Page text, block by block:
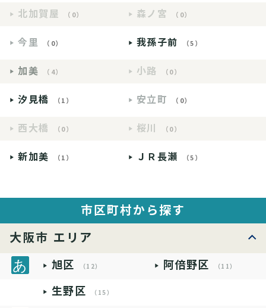
北加賀屋 （0） 森ノ宮 （0）
今里 （0） 我孫子前 （5）
加美 （4） 小路 （0）
汐見橋 （1） 安立町 （0）
西大橋 （0） 桜川 （0）
新加美 （1） ＪＲ長瀬 （5）
市区町村から探す
大阪市 エリア
旭区 （12） 阿倍野区 （11）
生野区 （15）